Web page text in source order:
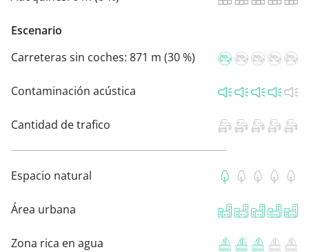
Escenario
Carreteras sin coches: 871 m (30 %)
Contaminación acústica
Cantidad de trafico
Espacio natural
Área urbana
Zona rica en agua